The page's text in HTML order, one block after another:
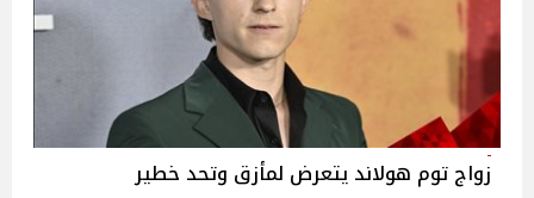
زواج توم هولاند يتعرض لمأزق وتحد خطير